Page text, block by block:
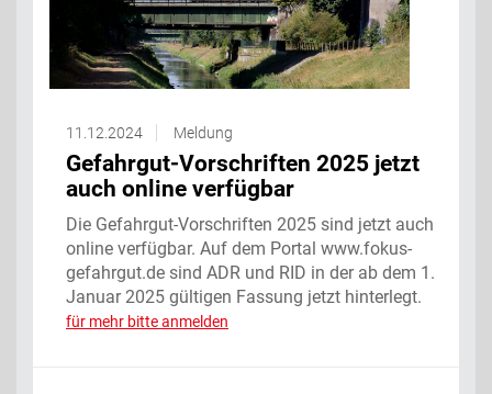
11.12.2024 Meldung
Gefahrgut-Vorschriften 2025 jetzt
auch online verfügbar
Die Gefahrgut-Vorschriften 2025 sind jetzt auch
online verfügbar. Auf dem Portal www.fokus-
gefahrgut.de sind ADR und RID in der ab dem 1.
Januar 2025 gültigen Fassung jetzt hinterlegt.
für mehr bitte anmelden